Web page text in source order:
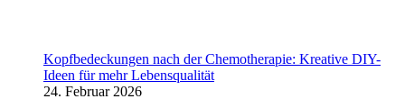
Kopfbedeckungen nach der Chemotherapie: Kreative DIY-
Ideen für mehr Lebensqualität
24. Februar 2026